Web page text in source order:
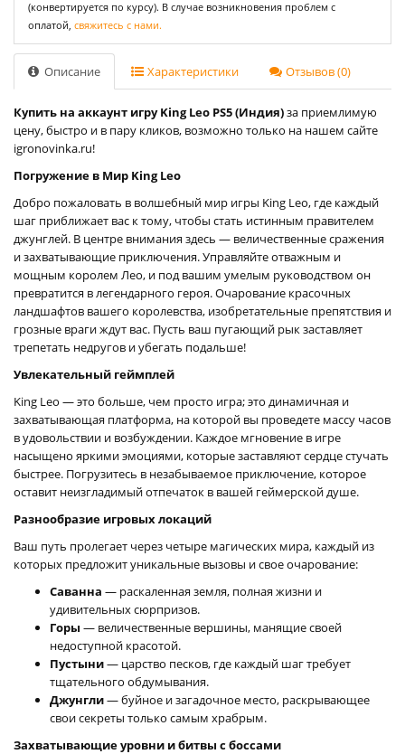
(конвертируется по курсу). В случае возникновения проблем с
оплатой, свяжитесь с нами.
Описание Характеристики Отзывов (0)
Купить на аккаунт игру King Leo PS5 (Индия)за приемлимую
цену, быстро и в пару кликов, возможно только на нашем сайте
igronovinka.ru!
Погружение в Мир King Leo
Добро пожаловать в волшебный мир игры King Leo, где каждый
шаг приближает вас к тому, чтобы стать истинным правителем
джунглей. В центре внимания здесь — величественные сражения
и захватывающие приключения. Управляйте отважным и
мощным королем Лео, и под вашим умелым руководством он
превратится в легендарного героя. Очарование красочных
ландшафтов вашего королевства, изобретательные препятствия и
грозные враги ждут вас. Пусть ваш пугающий рык заставляет
трепетать недругов и убегать подальше!
Увлекательный геймплей
King Leo — это больше, чем просто игра; это динамичная и
захватывающая платформа, на которой вы проведете массу часов
в удовольствии и возбуждении. Каждое мгновение в игре
насыщено яркими эмоциями, которые заставляют сердце стучать
быстрее. Погрузитесь в незабываемое приключение, которое
оставит неизгладимый отпечаток в вашей геймерской душе.
Разнообразие игровых локаций
Ваш путь пролегает через четыре магических мира, каждый из
которых предложит уникальные вызовы и свое очарование:
Саванна — раскаленная земля, полная жизни и
удивительных сюрпризов.
Горы — величественные вершины, манящие своей
недоступной красотой.
Пустыни— царство песков, где каждый шаг требует
тщательного обдумывания.
Джунгли— буйное и загадочное место, раскрывающее
свои секреты только самым храбрым.
Захватывающие уровни и битвы с боссами